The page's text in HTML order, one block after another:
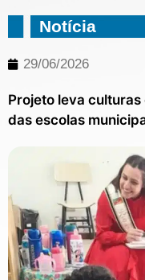
Notícia
29/06/2026
Projeto leva
das escolas